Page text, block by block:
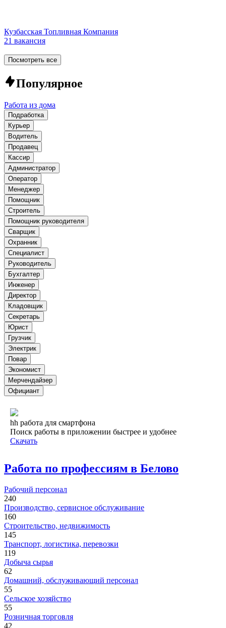
Кузбасская Топливная Компания
21 вакансия
Посмотреть все
Популярное
Работа из дома
Подработка
Курьер
Водитель
Продавец
Кассир
Администратор
Оператор
Менеджер
Помощник
Строитель
Помощник руководителя
Сварщик
Охранник
Специалист
Руководитель
Бухгалтер
Инженер
Директор
Кладовщик
Секретарь
Юрист
Грузчик
Электрик
Повар
Экономист
Мерчендайзер
Официант
hh работа для смартфона
Поиск работы в приложении быстрее и удобнее
Скачать
Работа по профессиям в Белово
Рабочий персонал
240
Производство, сервисное обслуживание
160
Строительство, недвижимость
145
Транспорт, логистика, перевозки
119
Добыча сырья
62
Домашний, обслуживающий персонал
55
Сельское хозяйство
55
Розничная торговля
42